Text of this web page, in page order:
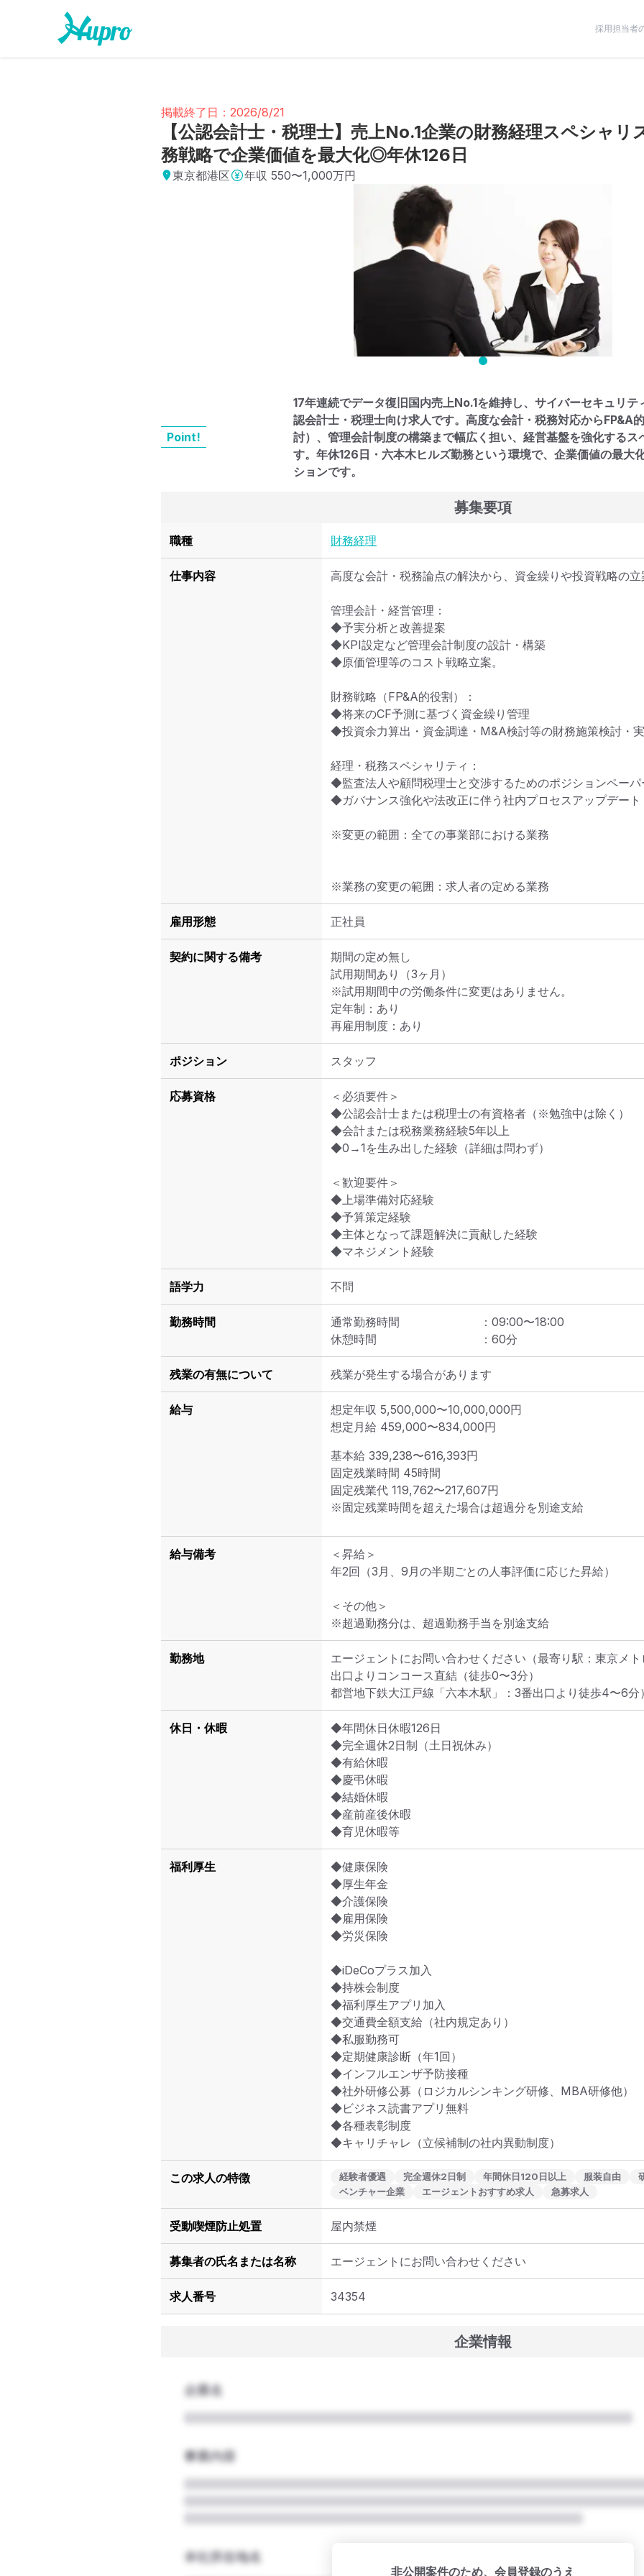
採用担当者
掲載終了日：2026/8/21
【公認会計士・税理士】売上No.1企業の財務経理スペシャリ
務戦略で企業価値を最大化◎年休126日
東京都港区 年収 550〜1,000万円
Point!
17年連続でデータ復旧国内売上No.1を維持し、サイバーセキュリ
認会計士・税理士向け求人です。高度な会計・税務対応からFP&A
討）、管理会計制度の構築まで幅広く担い、経営基盤を強化するス
す。年休126日・六本木ヒルズ勤務という環境で、企業価値の最大
ションです。
募集要項
職種 財務経理
仕事内容 高度な会計・税務論点の解決から、資金繰りや投資戦略の立
管理会計・経営管理：
◆予実分析と改善提案
◆KPI設定など管理会計制度の設計・構築
◆原価管理等のコスト戦略立案。
財務戦略（FP&A的役割）：
◆将来のCF予測に基づく資金繰り管理
◆投資余力算出・資金調達・M&A検討等の財務施策検討・
経理・税務スペシャリティ：
◆監査法人や顧問税理士と交渉するためのポジションペーパ
◆ガバナンス強化や法改正に伴う社内プロセスアップデート
※変更の範囲：全ての事業部における業務
※業務の変更の範囲：求人者の定める業務
雇用形態 正社員
契約に関する備考
期間の定め無し
試用期間あり（3ヶ月）
※試用期間中の労働条件に変更はありません。
定年制：あり
再雇用制度：あり
ポジション スタッフ
応募資格
＜必須要件＞
◆公認会計士または税理士の有資格者（※勉強中は除く）
◆会計または税務業務経験5年以上
◆0→1を生み出した経験（詳細は問わず）
＜歓迎要件＞
◆上場準備対応経験
◆予算策定経験
◆主体となって課題解決に貢献した経験
◆マネジメント経験
語学力 不問
勤務時間 通常勤務時間 ： 09:00〜18:00
休憩時間
： 60分
残業の有無について 残業が発生する場合があります
給与 想定年収 5,500,000〜10,000,000円
想定月給 459,000〜834,000円
基本給 339,238〜616,393円
固定残業時間 45時間
固定残業代 119,762〜217,607円
※固定残業時間を超えた場合は超過分を別途支給
給与備考
＜昇給＞
年2回（3月、9月の半期ごとの人事評価に応じた昇給）
＜その他＞
※超過勤務分は、超過勤務手当を別途支給
勤務地 エージェントにお問い合わせください （最寄り駅：東京メ
出口よりコンコース直結（徒歩0〜3分）
都営地下鉄大江戸線「六本木駅」：3番出口より徒歩4〜6分）
休日・休暇
◆年間休日休暇126日
◆完全週休2日制（土日祝休み）
◆有給休暇
◆慶弔休暇
◆結婚休暇
◆産前産後休暇
◆育児休暇等
福利厚生
◆健康保険
◆厚生年金
◆介護保険
◆雇用保険
◆労災保険
◆iDeCoプラス加入
◆持株会制度
◆福利厚生アプリ加入
◆交通費全額支給（社内規定あり）
◆私服勤務可
◆定期健康診断（年1回）
◆インフルエンザ予防接種
◆社外研修公募（ロジカルシンキング研修、MBA研修他）
◆ビジネス読書アプリ無料
◆各種表彰制度
◆キャリチャレ（立候補制の社内異動制度）
この求人の特徴 経験者優遇 完全週休2日制 年間休日120日以上 服装自由
ベンチャー企業
エージェントおすすめ求人 急募求人
受動喫煙防止処置 屋内禁煙
募集者の氏名または名称 エージェントにお問い合わせください
求人番号 34354
企業情報
企業名
事業内容
本社所在地名
非公開案件のため、会員登録のうえ